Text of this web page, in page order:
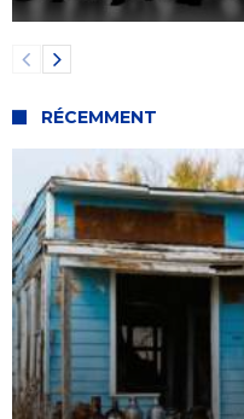
RÉCEMMENT